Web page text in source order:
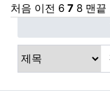
처음 이전 6 7 8 맨끝